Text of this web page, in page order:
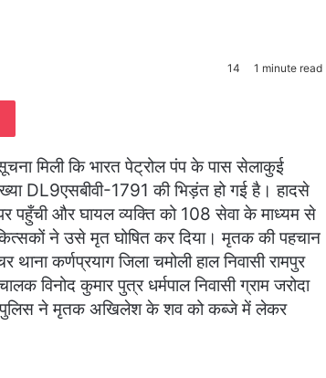
14 1 minute read
Pocket
मिली कि भारत पेट्रोल पंप के पास सेलाकुई
DL9एसबीवी-1791 की भिड़ंत हो गई है। हादसे
पहुँची और घायल व्यक्ति को 108 सेवा के माध्यम से
ने उसे मृत घोषित कर दिया। मृतक की पहचान
कर्णप्रयाग जिला चमोली हाल निवासी रामपुर
कुमार पुत्र धर्मपाल निवासी ग्राम जरोदा
है।पुलिस ने मृतक अखिलेश के शव को कब्जे में लेकर